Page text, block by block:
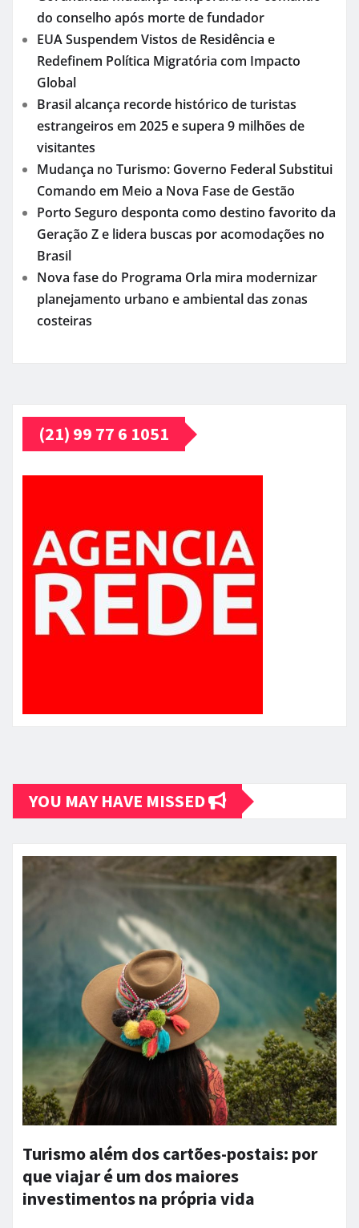
do conselho após morte de fundador
EUA Suspendem Vistos de Residência e
Redefinem Política Migratória com Impacto
Global
Brasil alcança recorde histórico de turistas
estrangeiros em 2025 e supera 9 milhões de
visitantes
Mudança no Turismo: Governo Federal Substitui
Comando em Meio a Nova Fase de Gestão
Porto Seguro desponta como destino favorito da
Geração Z e lidera buscas por acomodações no
Brasil
Nova fase do Programa Orla mira modernizar
planejamento urbano e ambiental das zonas
costeiras
(21) 99 77 6 1051
YOU MAY HAVE MISSED
Turismo além dos cartões-postais: por
que viajar é um dos maiores
investimentos na própria vida